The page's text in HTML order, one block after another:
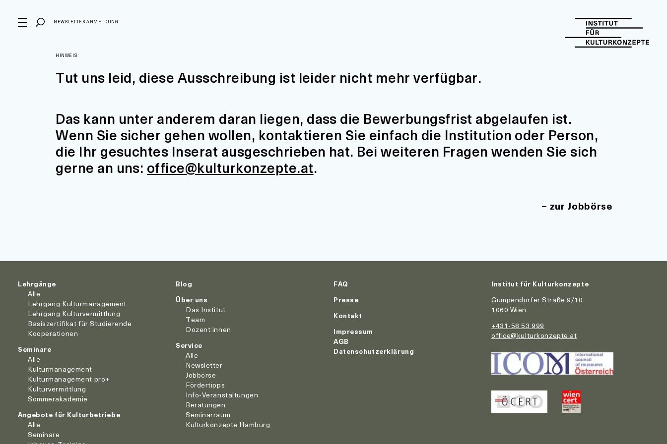
NEWSLETTER ANMELDUNG
HINWEIS
Tut uns leid, diese Ausschreibung ist leider nicht mehr verfügbar.
Das kann unter anderem daran liegen, dass die Bewerbungsfrist abgelaufen ist.
Wenn Sie sicher gehen wollen, kontaktieren Sie einfach die Institution oder Person,
die Ihr gesuchtes Inserat ausgeschrieben hat. Bei weiteren Fragen wenden Sie sich
gerne an uns: office@kulturkonzepte.at.
zur Jobbörse
Lehrgänge
Alle
Lehrgang Kulturmanagement
Lehrgang Kulturvermittlung
Basiszertifikat für Studierende
Kooperationen
Seminare
Alle
Kulturmanagement
Kulturmanagement pro+
Kulturvermittlung
Sommerakademie
Angebote für Kulturbetriebe
Alle
Seminare
Blog
Über uns
Das Institut
Team
Dozent:innen
Service
Alle
Newsletter
Jobbörse
Fördertipps
Info-Veranstaltungen
Beratungen
Seminarraum
Kulturkonzepte Hamburg
FAQ
Presse
Kontakt
Impressum
AGB
Datenschutzerklärung
Institut für Kulturkonzepte
Gumpendorfer Straße 9/10
1060 Wien
+431-58 53 999
office@kulturkonzepte.at